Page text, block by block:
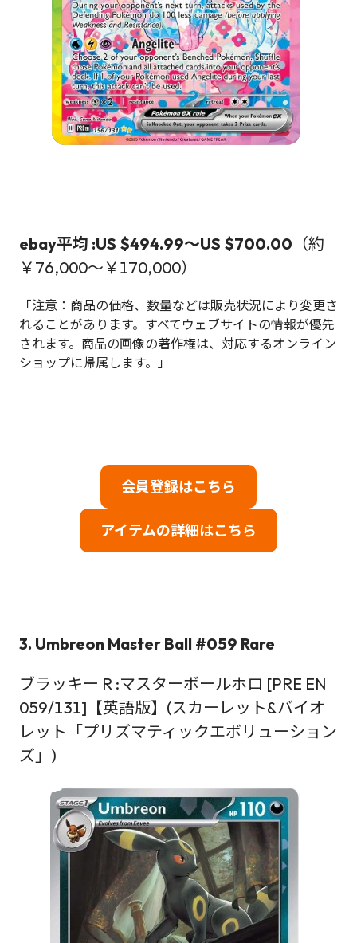
ebay平均 :US $494.99～US $700.00 （約
￥76,000～￥170,000）
「注意：商品の価格、数量などは販売状況により変更さ
れることがあります。すべてウェブサイトの情報が優先
されます。商品の画像の著作権は、対応するオンライン
ショップに帰属します。」
会員登録はこちら
アイテムの詳細はこちら
3. Umbreon Master Ball #059 Rare
ブラッキー R :マスターボールホロ [PRE EN
059/131]【英語版】(スカーレット&バイオ
レット「プリズマティックエボリューション
ズ」)